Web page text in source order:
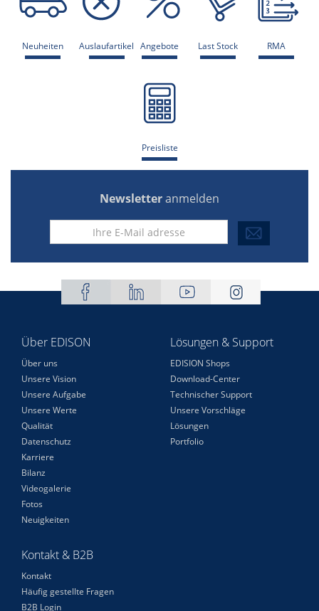
Neuheiten Auslaufartikel Angebote Last Stock RMA
Preisliste
Newsletteranmelden
Über EDISON
Über uns
Unsere Vision
Unsere Aufgabe
Unsere Werte
Qualität
Datenschutz
Karriere
Bilanz
Videogalerie
Fotos
Neuigkeiten
Lösungen & Support
EDISION Shops
Download-Center
Technischer Support
Unsere Vorschläge
Lösungen
Portfolio
Kontakt & B2B
Kontakt
Häufig gestellte Fragen
B2B Login